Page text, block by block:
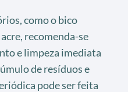
como o bico
recomenda-se
e limpeza imediata
de resíduos e
pode ser feita